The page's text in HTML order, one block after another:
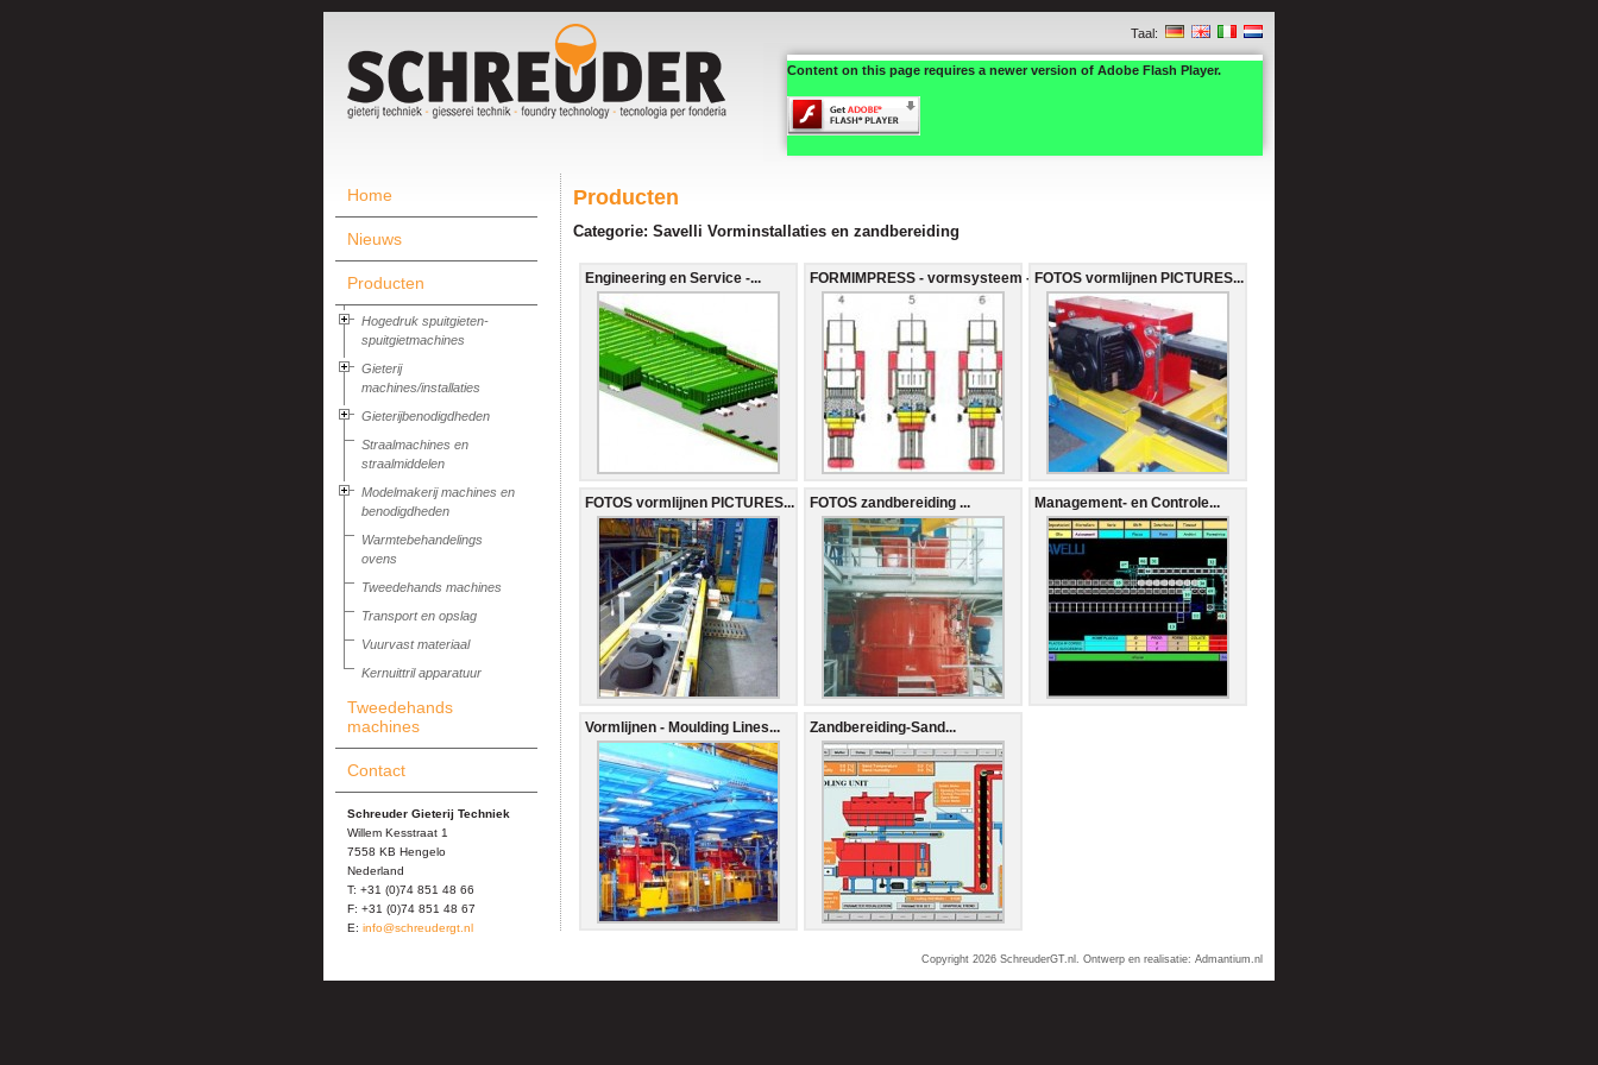
Taal:
Content on this page requires a newer version of Adobe Flash Player.
Home
Nieuws
Producten
Hogedruk spuitgieten-
spuitgietmachines
Gieterij
machines/installaties
Gieterijbenodigdheden
Straalmachines en
straalmiddelen
Modelmakerij machines en
benodigdheden
Warmtebehandelings
ovens
Tweedehands machines
Transport en opslag
Vuurvast materiaal
Kernuittril apparatuur
Tweedehands
machines
Contact
Schreuder Gieterij Techniek
Willem Kesstraat 1
7558 KB Hengelo
Nederland
T: +31 (0)74 851 48 66
F: +31 (0)74 851 48 67
E: info@schreudergt.nl
Producten
Categorie: Savelli Vorminstallaties en zandbereiding
Engineering en Service -... FORMIMPRESS - vormsysteem -...FOTOS vormlijnen PICTURES...
FOTOS vormlijnen PICTURES... FOTOS zandbereiding ... Management- en Controle...
Vormlijnen - Moulding Lines... Zandbereiding-Sand...
Copyright 2026 SchreuderGT.nl . Ontwerp en realisatie: Admantium.nl